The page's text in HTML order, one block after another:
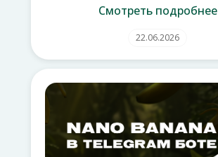
Смотреть подробнее
22.06.2026